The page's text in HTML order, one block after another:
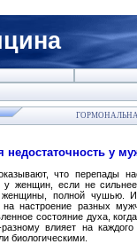
недостаточность у
что перепады
у женщин, если не
полной чушью.
настроение разных
состояние духа,
разному влияет на
биологическими.